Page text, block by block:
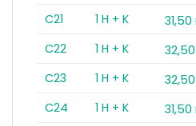
C21
1 H + K
C22
1 H + K
C23
1 H + K
C24
1 H + K